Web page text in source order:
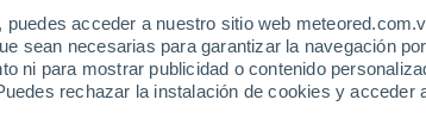
acceder a nuestro sitio web
sean necesarias para garantizar la navegación
ni para mostrar publicidad o contenido
rechazar la instalación de cookies y acceder